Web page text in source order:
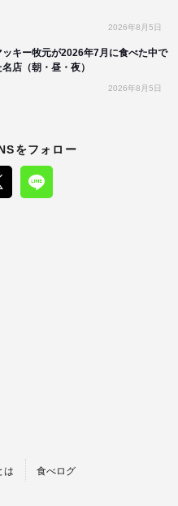
2026年8月5日
キー牧元が2026年7月に食べた中で
店（朝・昼・夜）
2026年8月5日
をフォロー
は 食べログ